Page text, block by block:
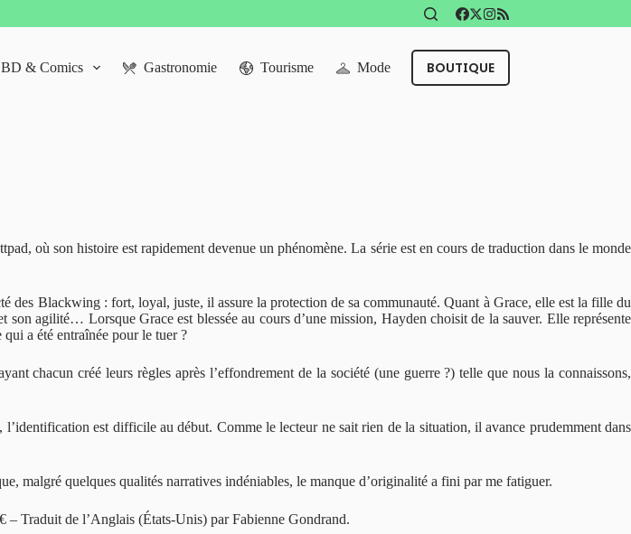
BD & Comics Gastronomie Tourisme Mode BOUTIQUE
où son histoire est rapidement devenue un phénomène. La série est en cours de traduction dans le monde
des Blackwing : fort, loyal, juste, il assure la protection de sa communauté. Quant à Grace, elle est la fille du
agilité… Lorsque Grace est blessée au cours d’une mission, Hayden choisit de la sauver. Elle représente
a été entraînée pour le tuer ?
chacun créé leurs règles après l’effondrement de la société (une guerre ?) telle que nous la connaissons,
est difficile au début. Comme le lecteur ne sait rien de la situation, il avance prudemment dans
malgré quelques qualités narratives indéniables, le manque d’originalité a fini par me fatiguer.
Traduit de l’Anglais (États-Unis) par Fabienne Gondrand.